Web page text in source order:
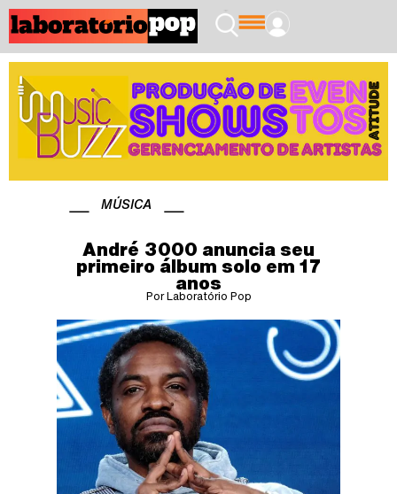
MÚSICA
André 3000 anuncia seu
primeiro álbum solo em 17
anos
Por Laboratório Pop